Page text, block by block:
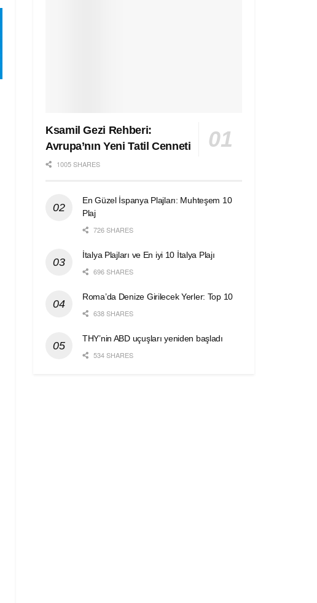
Ksamil Gezi Rehberi:
Avrupa’nın Yeni Tatil Cenneti
1005 SHARES
En Güzel İspanya Plajları: Muhteşem 10
Plaj
726 SHARES
İtalya Plajları ve En iyi 10 İtalya Plajı
696 SHARES
Roma’da Denize Girilecek Yerler: Top 10
638 SHARES
THY’nin ABD uçuşları yeniden başladı
534 SHARES